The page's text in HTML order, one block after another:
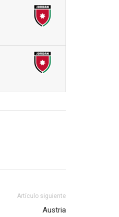
Artículo siguiente
Austria